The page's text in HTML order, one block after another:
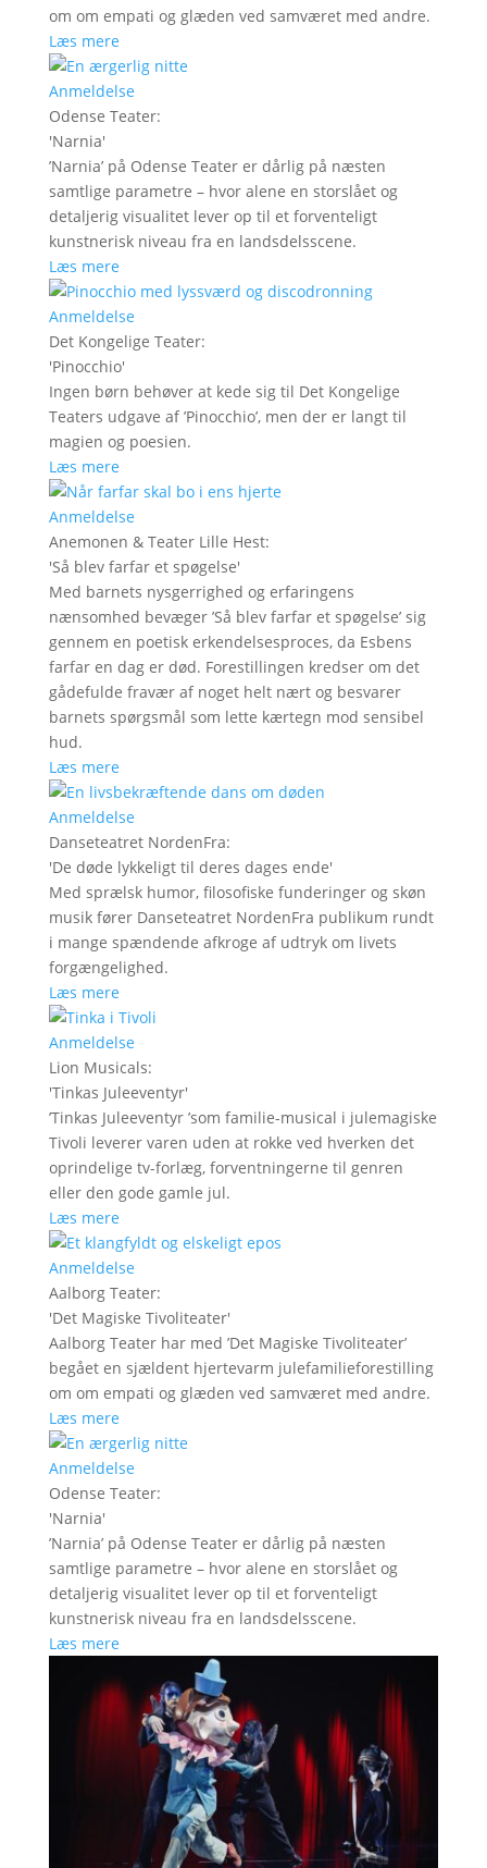
om om empati og glæden ved samværet med andre.
Læs mere
Anmeldelse
Odense Teater:
'Narnia'
’Narnia’ på Odense Teater er dårlig på næsten
samtlige parametre – hvor alene en storslået og
detaljerig visualitet lever op til et forventeligt
kunstnerisk niveau fra en landsdelsscene.
Læs mere
Anmeldelse
Det Kongelige Teater:
'Pinocchio'
Ingen børn behøver at kede sig til Det Kongelige
Teaters udgave af ’Pinocchio’, men der er langt til
magien og poesien.
Læs mere
Anmeldelse
Anemonen & Teater Lille Hest:
'Så blev farfar et spøgelse'
Med barnets nysgerrighed og erfaringens
nænsomhed bevæger ’Så blev farfar et spøgelse’ sig
gennem en poetisk erkendelsesproces, da Esbens
farfar en dag er død. Forestillingen kredser om det
gådefulde fravær af noget helt nært og besvarer
barnets spørgsmål som lette kærtegn mod sensibel
hud.
Læs mere
Anmeldelse
Danseteatret NordenFra:
'De døde lykkeligt til deres dages ende'
Med sprælsk humor, filosofiske funderinger og skøn
musik fører Danseteatret NordenFra publikum rundt
i mange spændende afkroge af udtryk om livets
forgængelighed.
Læs mere
Anmeldelse
Lion Musicals:
'Tinkas Juleeventyr'
’Tinkas Juleeventyr ’som familie-musical i julemagiske
Tivoli leverer varen uden at rokke ved hverken det
oprindelige tv-forlæg, forventningerne til genren
eller den gode gamle jul.
Læs mere
Anmeldelse
Aalborg Teater:
'Det Magiske Tivoliteater'
Aalborg Teater har med ’Det Magiske Tivoliteater’
begået en sjældent hjertevarm julefamilieforestilling
om om empati og glæden ved samværet med andre.
Læs mere
Anmeldelse
Odense Teater:
'Narnia'
’Narnia’ på Odense Teater er dårlig på næsten
samtlige parametre – hvor alene en storslået og
detaljerig visualitet lever op til et forventeligt
kunstnerisk niveau fra en landsdelsscene.
Læs mere